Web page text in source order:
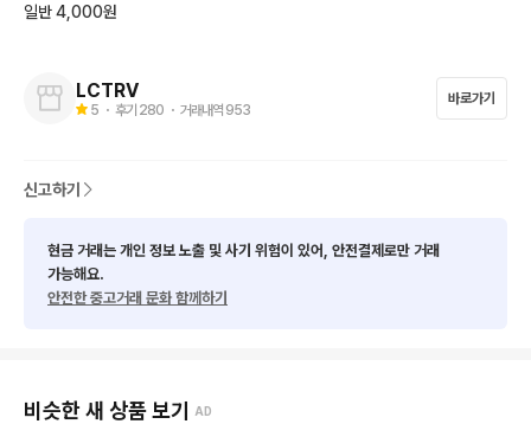
일반 4,000원
LCTRV
5 ・ 후기 280 ・ 거래내역 953
바로가기
신고하기
현금 거래는 개인 정보 노출 및 사기 위험이 있어, 안전결제로만 거래
가능해요.
안전한 중고거래 문화 함께하기
비슷한 새 상품 보기 AD